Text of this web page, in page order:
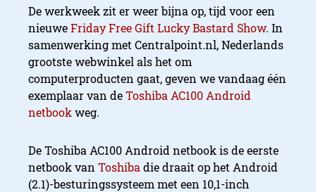
De werkweek zit er weer bijna op, tijd voor een
nieuweFriday Free Gift Lucky Bastard Show. In
samenwerking met Centralpoint.nl, Nederlands
grootste webwinkel als het om
computerproducten gaat, geven we vandaag één
exemplaar van deToshiba AC100 Android
netbook weg.
De Toshiba AC100 Android netbook is de eerste
netbook van Toshiba die draait op het Android
(2.1)-besturingssysteem met een 10,1-inch